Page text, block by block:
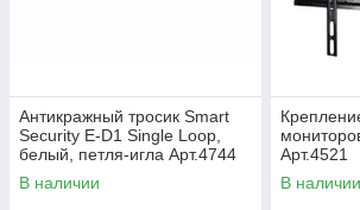
Антикражный тросик Smart
Security E-D1 Single Loop,
белый, петля-игла Арт.4744
В наличии
Арт.4521
В наличии